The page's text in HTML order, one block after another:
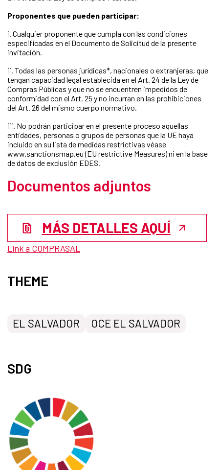
Proponentes que pueden participar:
i. Cualquier proponente que cumpla con las condiciones
especificadas en el Documento de Solicitud de la presente
invitación.
ii. Todas las personas jurídicas*, nacionales o extranjeras, que
tengan capacidad legal establecida en el Art. 24 de la Ley de
Compras Públicas y que no se encuentren impedidos de
conformidad con el Art. 25 y no incurran en las prohibiciones
del Art. 26 del mismo cuerpo normativo.
iii. No podrán participar en el presente proceso aquellas
entidades, personas o grupos de personas que la UE haya
incluido en su lista de medidas restrictivas véase
www.sanctionsmap.eu (EU restrictive Measures) ni en la base
de datos de exclusión EDES.
Documentos adjuntos
MÁS DETALLES AQUÍ
Link a COMPRASAL
THEME
EL SALVADOR OCE EL SALVADOR
SDG